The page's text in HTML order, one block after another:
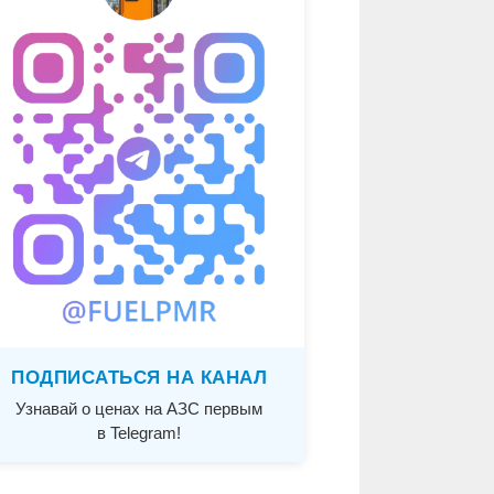
ПОДПИСАТЬСЯ НА КАНАЛ
Узнавай о ценах на АЗС первым
в Telegram!